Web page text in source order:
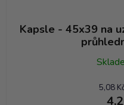
Kapsle - 45x39 na
5,08